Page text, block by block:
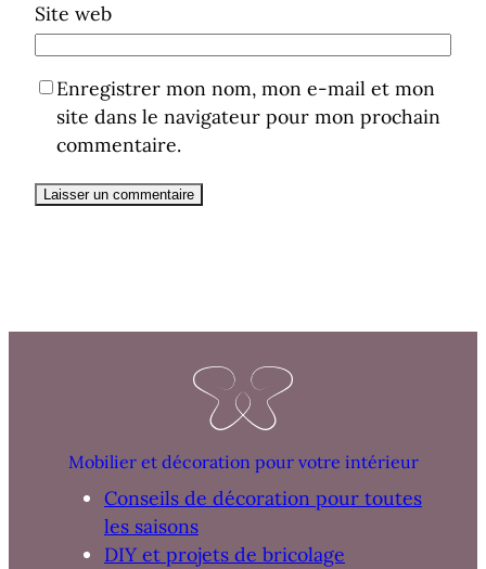
Site web
Enregistrer mon nom, mon e-mail et mon
site dans le navigateur pour mon prochain
commentaire.
Mobilier et décoration pour votre intérieur
Conseils de décoration pour toutes
les saisons
DIY et projets de bricolage